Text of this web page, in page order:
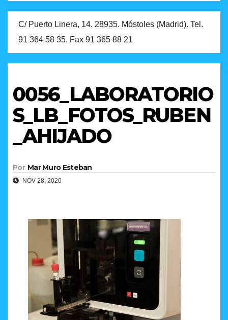
C/ Puerto Linera, 14. 28935. Móstoles (Madrid). Tel.
91 364 58 35. Fax 91 365 88 21
0056_LABORATORIO
S_LB_FOTOS_RUBEN
_AHIJADO
Por Mar Muro Esteban
NOV 28, 2020